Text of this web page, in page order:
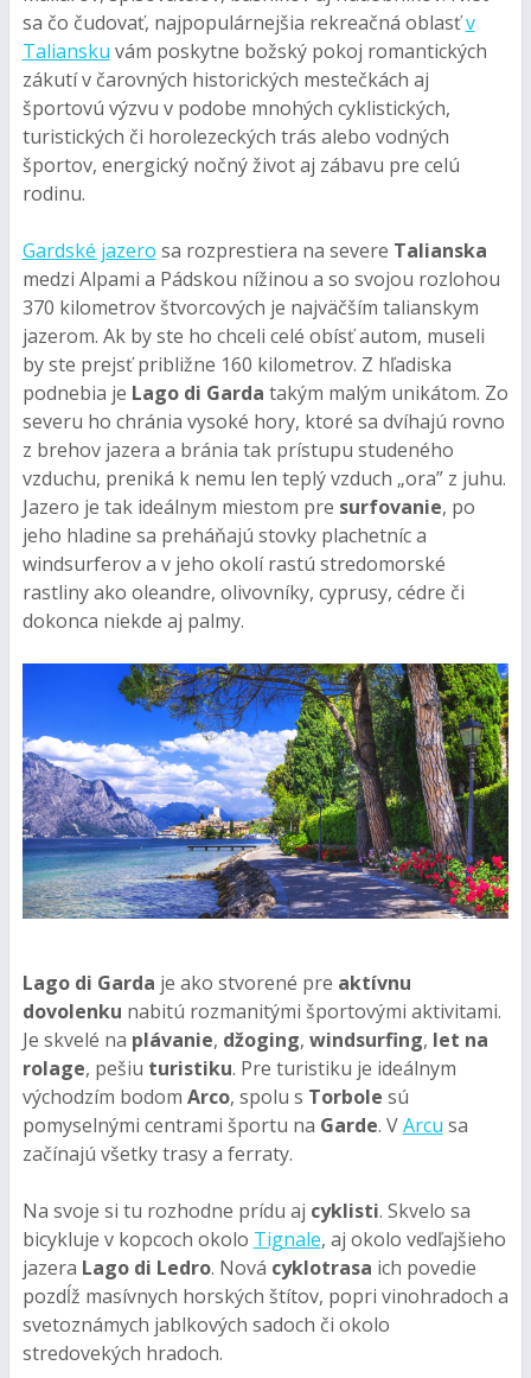
sa čo čudovať, najpopulárnejšia rekreačná oblasťv
Taliansku vám poskytne božský pokoj romantických
zákutí v čarovných historických mestečkách aj
športovú výzvu v podobe mnohých cyklistických,
turistických či horolezeckých trás alebo vodných
športov, energický nočný život aj zábavu pre celú
rodinu.
Gardské jazero sa rozprestiera na severe Talianska
medzi Alpami a Pádskou nížinou a so svojou rozlohou
370 kilometrov štvorcových je najväčším talianskym
jazerom. Ak by ste ho chceli celé obísť autom, museli
by ste prejsť približne 160 kilometrov. Z hľadiska
podnebia je Lago di Garda takým malým unikátom. Zo
severu ho chránia vysoké hory, ktoré sa dvíhajú rovno
z brehov jazera a bránia tak prístupu studeného
vzduchu, preniká k nemu len teplý vzduch „ora” z juhu.
Jazero je tak ideálnym miestom pre surfovanie, po
jeho hladine sa preháňajú stovky plachetníc a
windsurferov a v jeho okolí rastú stredomorské
rastliny ako oleandre, olivovníky, cyprusy, cédre či
dokonca niekde aj palmy.
Lago di Garda je ako stvorené pre aktívnu
dovolenku nabitú rozmanitými športovými aktivitami.
Je skvelé na plávanie, džoging, windsurfing, let na
rolage, pešiu turistiku. Pre turistiku je ideálnym
východzím bodom Arco, spolu s Torbole sú
pomyselnými centrami športu na Garde. VArcu sa
začínajú všetky trasy a ferraty.
Na svoje si tu rozhodne prídu aj cyklisti. Skvelo sa
bicykluje v kopcoch okolo Tignale, aj okolo vedľajšieho
jazera Lago di Ledro. Nová cyklotrasa ich povedie
pozdĺž masívnych horských štítov, popri vinohradoch a
svetoznámych jablkových sadoch či okolo
stredovekých hradoch.